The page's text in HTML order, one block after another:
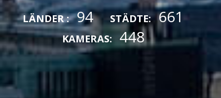
LÄNDER : 94 STÄDTE: 661
KAMERAS: 448